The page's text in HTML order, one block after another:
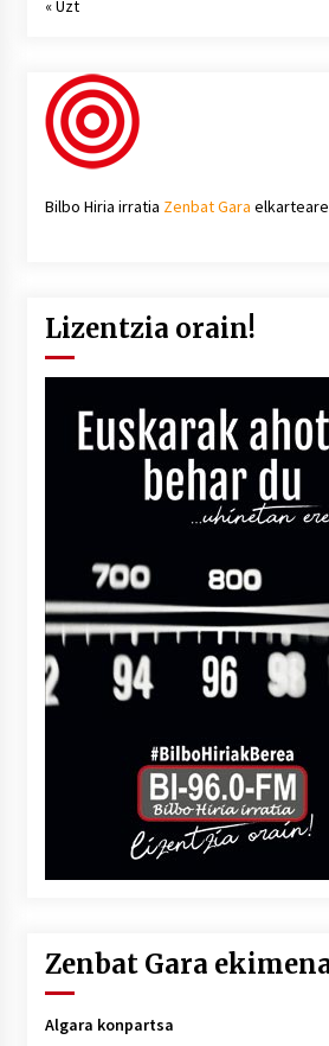
« Uzt
Bilbo Hiria irratia Zenbat Gara
Lizentzia orain!
Zenbat Gara
Algara konpartsa